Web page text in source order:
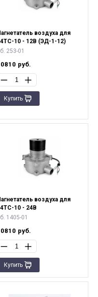
воздуха для
10 - 12В (ЭД-1-12)
253-01
руб.
Купить
воздуха для
10 - 24В
1405-01
руб.
Купить